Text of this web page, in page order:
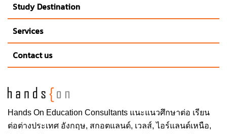
Hands On Education Consultants แนะแนวศึกษาต่อ เรียน
ต่อต่างประเทศ อังกฤษ, สกอตแลนด์, เวลส์, ไอร์แลนด์เหนือ,
Study Destination
Services
Contact us